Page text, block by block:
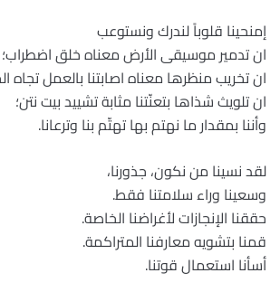
إمنحينا قلوباً لندرك ونستوعب
ان تدمير موسيقى الأرض معناه خلق اضطراب؛
ان تخريب منظرها معناه اصابتنا بالعمل تجاه
ان تلويث شذاها بتعنّتنا مثابة تشييد بيت نتن؛
وأننا بمقدار ما نهتم بها تهتّم بنا وترعانا.
لقد نسينا من نكون، جذورنا،
وسعينا وراء سلامتنا فقط.
حققنا الإنجازات لأغراضنا الخاصة.
قمنا بتشويه معارفنا المتراكمة.
أسأنا استعمال قوتنا.